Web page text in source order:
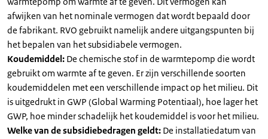
afwijken van het nominale vermogen dat wordt bepaald door
de fabrikant. RVO gebruikt namelijk andere uitgangspunten bij
het bepalen van het subsidiabele vermogen.
Koudemiddel: De chemische stof in de warmtepomp die wordt
gebruikt om warmte af te geven. Er zijn verschillende soorten
koudemiddelen met een verschillende impact op het milieu. Dit
is uitgedrukt in GWP (Global Warming Potentiaal), hoe lager het
GWP, hoe minder schadelijk het koudemiddel is voor het milieu.
Welke van de subsidiebedragen geldt: De installatiedatum van